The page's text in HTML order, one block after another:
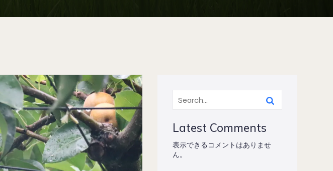
Latest Comments
表示できるコメントはありませ
ん。